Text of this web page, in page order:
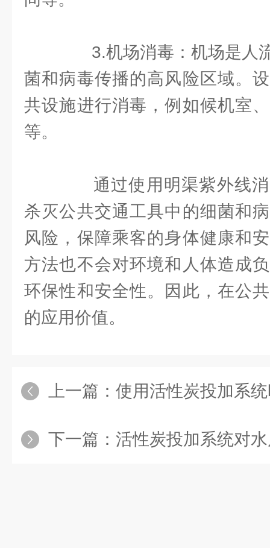
3.机场消毒：机场是人
菌和病毒传播的高风险区域。
共设施进行消毒，例如候机室
等。
通过使用明渠紫外线消
杀灭公共交通工具中的细菌和
风险，保障乘客的身体健康和
方法也不会对环境和人体造成
环保性和安全性。因此，在公
的应用价值。
上一篇： 使用活性炭投加系统
下一篇： 活性炭投加系统对水质